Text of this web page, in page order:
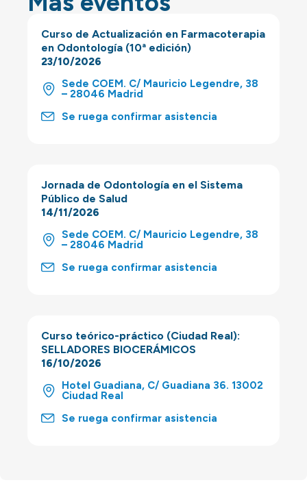
Curso de Actualización en Farmacoterapia
en Odontología (10ª edición)
23/10/2026
Sede COEM. C/ Mauricio Legendre, 38
– 28046 Madrid
Se ruega confirmar asistencia
Jornada de Odontología en el Sistema
Público de Salud
14/11/2026
Sede COEM. C/ Mauricio Legendre, 38
– 28046 Madrid
Se ruega confirmar asistencia
Curso teórico-práctico (Ciudad Real):
SELLADORES BIOCERÁMICOS
16/10/2026
Hotel Guadiana, C/ Guadiana 36. 13002
Ciudad Real
Se ruega confirmar asistencia